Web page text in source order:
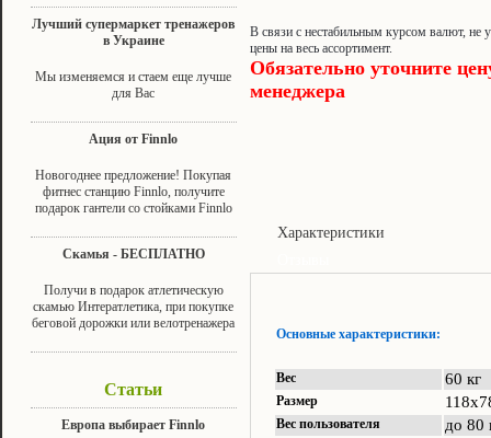
Лучший супермаркет тренажеров
в Украине
Мы изменяемся и стаем еще лучше
для Вас
Ация от Finnlo
Новогоднее предложение! Покупая
фитнес станцию Finnlo, получите
подарок гантели со стойками Finnlo
Скамья - БЕСПЛАТНО
Получи в подарок атлетическую
скамью Интератлетика, при покупке
беговой дорожки или велотренажера
Статьи
Европа выбирает Finnlo
В связи с нестабильным курсом валют, не
цены на весь ассортимент.
Обязательно уточните
менеджера
Характеристики
Основные характеристики:
Вес 60 кг
Размер
Вес пользователя до 80